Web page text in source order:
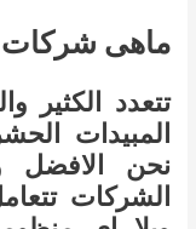
ماهى شركات
تتعدد الكثير
المبيدات
نحن الافضل
الشركات